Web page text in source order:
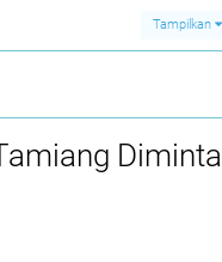
Tampilkan
Diminta